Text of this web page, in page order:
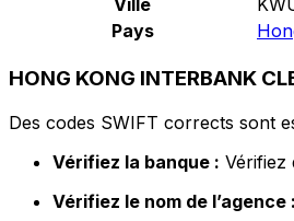
Ville
Pays
HONG KONG INTERBANK
Des codes SWIFT corrects sont
Vérifiez la banque : Vérifiez
Vérifiez le nom de l’agence :